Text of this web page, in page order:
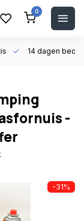
0
14 dagen
-
-31%